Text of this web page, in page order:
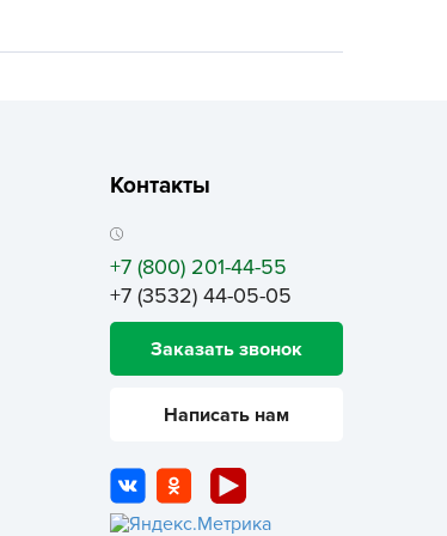
Контакты
+7 (800) 201-44-55
+7 (3532) 44-05-05
Заказать звонок
Написать нам